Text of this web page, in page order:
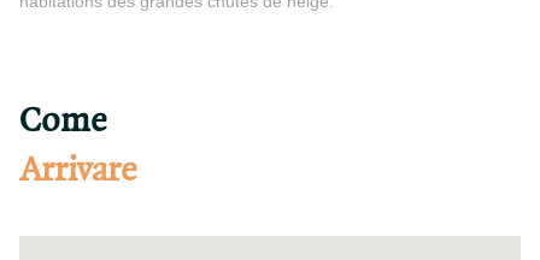
Come
Arrivare